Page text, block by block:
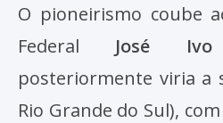
O pioneirismo coube
Federal José
posteriormente viria a
Rio Grande do Sul),